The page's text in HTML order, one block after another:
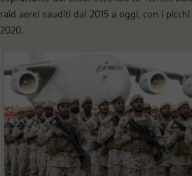
raid aerei sauditi dal 2015 a oggi, con i
2020.